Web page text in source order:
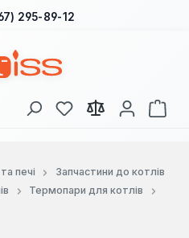
295-89-12
У вас є 0 у списку
печі
Запчастини до котлів
Термопари для котлів